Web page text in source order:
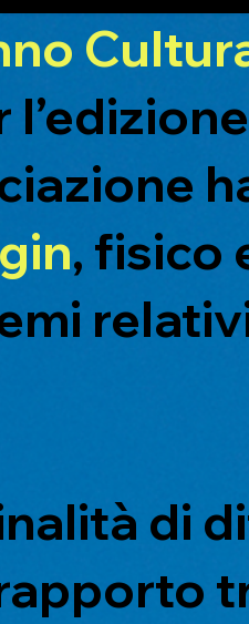
, fisico
di